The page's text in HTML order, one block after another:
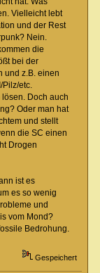
Vielleicht lebt
und der Rest
Nein.
die
bei der
und z.B. einen
Pilz/etc.
Doch auch
Oder man hat
und stellt
die SC einen
Drogen
ist es
es so wenig
und
vom Mond?
Bedrohung.
Gespeichert